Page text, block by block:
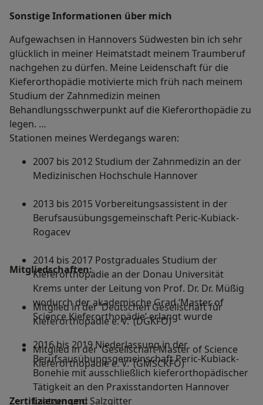
Sonstige Informationen über mich
Aufgewachsen in Hannovers Südwesten bin ich sehr
glücklich in meiner Heimatstadt meinem Traumberuf
nachgehen zu dürfen. Meine Leidenschaft für die
Kieferorthopädie motivierte mich früh nach meinem
Studium der Zahnmedizin meinen
Behandlungsschwerpunkt auf die Kieferorthopädie zu
legen.
Stationen meines Werdegangs waren:
2007 bis 2012 Studium der Zahnmedizin an der
Medizinischen Hochschule Hannover
2013 bis 2015 Vorbereitungsassistent in der
Berufsausübungsgemeinschaft Peric-Kubiack-
Rogacev
2014 bis 2017 Postgraduales Studium der
Kieferorthopädie an der Donau Universität
Krems unter der Leitung von Prof. Dr. Dr. Müßig
wodurch der akademische Grad ‘Master of
Science Kieferorthopädie’ erlangt wurde
2016 bis 2019 Niederlassung in der
Berufsausübungsgemeinschaft Peric-Kubiack-
Bonehie mit ausschließlich kieferorthopädischer
Tätigkeit an den Praxisstandorten Hannover
Laatzen und Salzgitter
Mitgliedschaften:
Mitglied in der ‘Deutschen Gesellschaft für
Kieferorthopädie e. V.’ (DGKFO)
Mitglied in der ‘Gesellschaft Master of Science
Kieferorthopädie e. V.’ (GMSCKFO)
Zertifizierungen: